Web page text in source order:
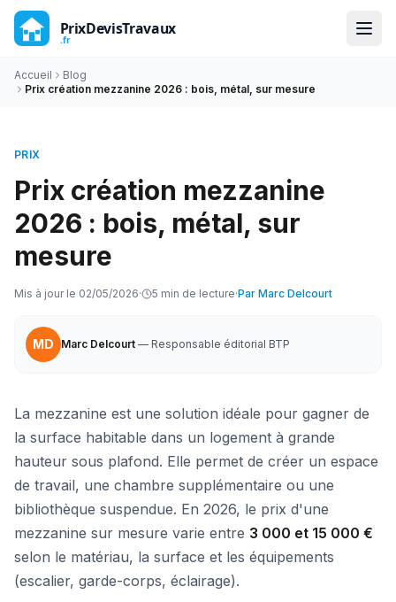
Accueil
Blog
Prix création mezzanine 2026 : bois, métal, sur mesure
PRIX
Prix création mezzanine
2026 : bois, métal, sur
mesure
Mis à jour le 02/05/2026· 5 min de lecture·Par Marc Delcourt
MD Marc Delcourt — Responsable éditorial BTP
La mezzanine est une solution idéale pour gagner de
la surface habitable dans un logement à grande
hauteur sous plafond. Elle permet de créer un espace
de travail, une chambre supplémentaire ou une
bibliothèque suspendue. En 2026, le prix d'une
mezzanine sur mesure varie entre 3 000 et 15 000 €
selon le matériau, la surface et les équipements
(escalier, garde-corps, éclairage).